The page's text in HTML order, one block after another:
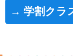
→ 学割クラ